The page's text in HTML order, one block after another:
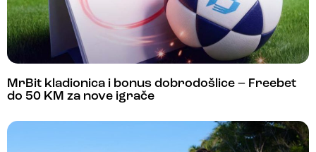
MrBit kladionica i bonus dobrodošlice – Freebet
do 50 KM za nove igrače